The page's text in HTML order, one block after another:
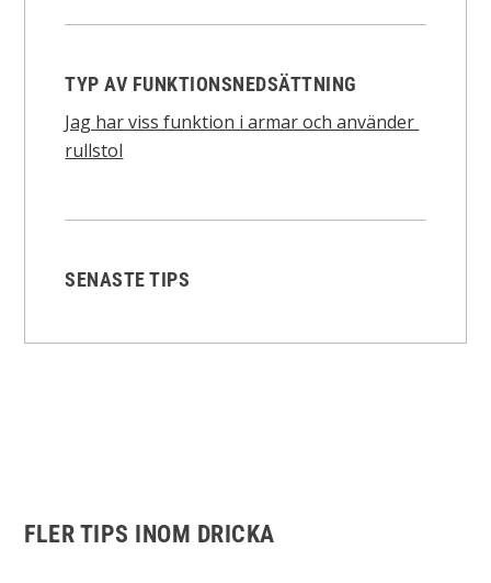
TYP AV FUNKTIONSNEDSÄTTNING
Jag har viss funktion i armar och använder
rullstol
SENASTE TIPS
FLER TIPS INOM DRICKA